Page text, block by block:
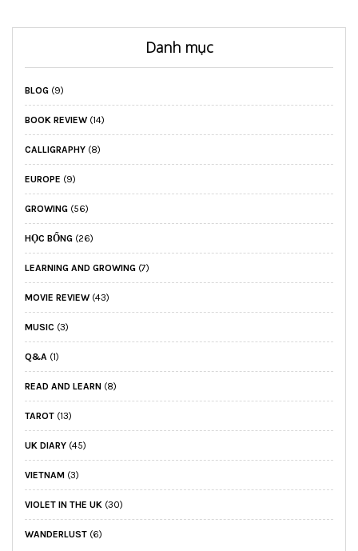
Danh mục
BLOG (9)
BOOK REVIEW (14)
CALLIGRAPHY (8)
EUROPE (9)
GROWING (56)
HỌC BỔNG (26)
LEARNING AND GROWING (7)
MOVIE REVIEW (43)
MUSIC (3)
Q&A (1)
READ AND LEARN (8)
TAROT (13)
UK DIARY (45)
VIETNAM (3)
VIOLET IN THE UK (30)
WANDERLUST (6)